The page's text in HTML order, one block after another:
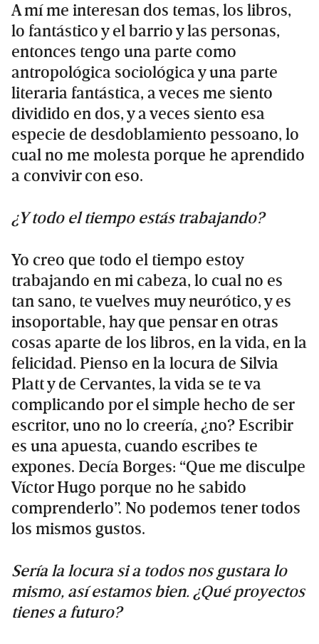
A mí me interesan dos temas, los libros,
lo fantástico y el barrio y las personas,
entonces tengo una parte como
antropológica sociológica y una parte
literaria fantástica, a veces me siento
dividido en dos, y a veces siento esa
especie de desdoblamiento pessoano, lo
cual no me molesta porque he aprendido
a convivir con eso.
¿Y todo el tiempo estás trabajando?
Yo creo que todo el tiempo estoy
trabajando en mi cabeza, lo cual no es
tan sano, te vuelves muy neurótico, y es
insoportable, hay que pensar en otras
cosas aparte de los libros, en la vida, en la
felicidad. Pienso en la locura de Silvia
Platt y de Cervantes, la vida se te va
complicando por el simple hecho de ser
escritor, uno no lo creería, ¿no? Escribir
es una apuesta, cuando escribes te
expones. Decía Borges: “Que me disculpe
Víctor Hugo porque no he sabido
comprenderlo”. No podemos tener todos
los mismos gustos.
Sería la locura si a todos nos gustara lo
mismo, así estamos bien. ¿Qué proyectos
tienes a futuro?